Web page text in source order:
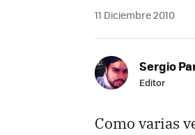
11 Diciembre 2010
Sergio
Editor
Como varias